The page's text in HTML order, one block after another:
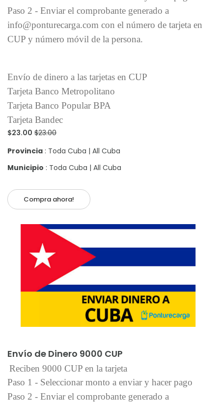
Paso 2 - Enviar el comprobante generado a
info@ponturecarga.com con el número de tarjeta en
CUP y número móvil de la persona.
Envío de dinero a las tarjetas en CUP
Tarjeta Banco Metropolitano
Tarjeta Banco Popular BPA
Tarjeta Bandec
$23.00 $23.00
Provincia : Toda Cuba | All Cuba
Municipio : Toda Cuba | All Cuba
Compra ahora!
Envío de Dinero 9000 CUP
Reciben 9000 CUP en la tarjeta
Paso 1 - Seleccionar monto a enviar y hacer pago
Paso 2 - Enviar el comprobante generado a